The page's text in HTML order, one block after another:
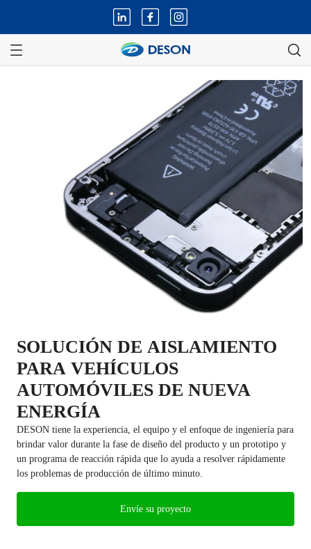
SOLUCIÓN DE AISLAMIENTO
PARA VEHÍCULOS
AUTOMÓVILES DE NUEVA
ENERGÍA
DESON tiene la experiencia, el equipo y el enfoque de ingeniería para
brindar valor durante la fase de diseño del producto y un prototipo y
un programa de reacción rápida que lo ayuda a resolver rápidamente
los problemas de producción de último minuto.
Envíe su proyecto